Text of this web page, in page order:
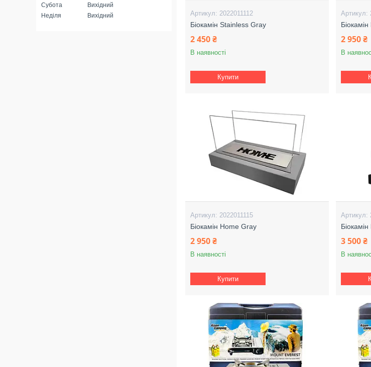
2022011112
Біокамін Stainless Gray
2 450 ₴
В наявності
Купити
2 950 ₴
В
2022011115
Біокамін Home Gray
2 950 ₴
В наявності
Купити
3 500 ₴
В
Субота
Вихідний
Неділя
Вихідний